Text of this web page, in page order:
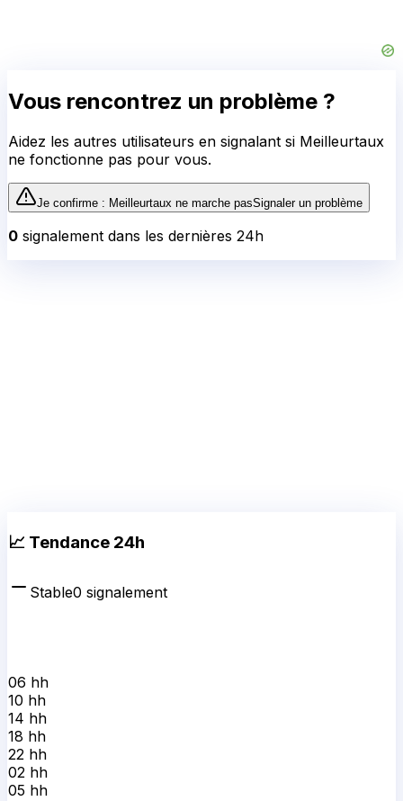
Vous rencontrez un problème ?
Aidez les autres utilisateurs en signalant si Meilleurtaux
ne fonctionne pas pour vous.
Je confirme : Meilleurtaux ne marche pasSignaler un problème
0 signalement dans les dernières 24h
📈 Tendance 24h
Stable0 signalement
06 hh
10 hh
14 hh
18 hh
22 hh
02 hh
05 hh